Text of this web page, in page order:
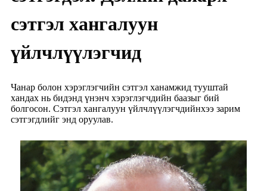
сэтгэл хангалуун
үйлчлүүлэгчид
Чанар болон хэрэглэгчийн сэтгэл ханамжид тууштай
хандах нь бидэнд үнэнч хэрэглэгчдийн баазыг бий
болгосон. Сэтгэл хангалуун үйлчлүүлэгчдийнхээ зарим
сэтгэгдлийг энд оруулав.